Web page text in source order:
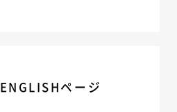
ENGLISHページ